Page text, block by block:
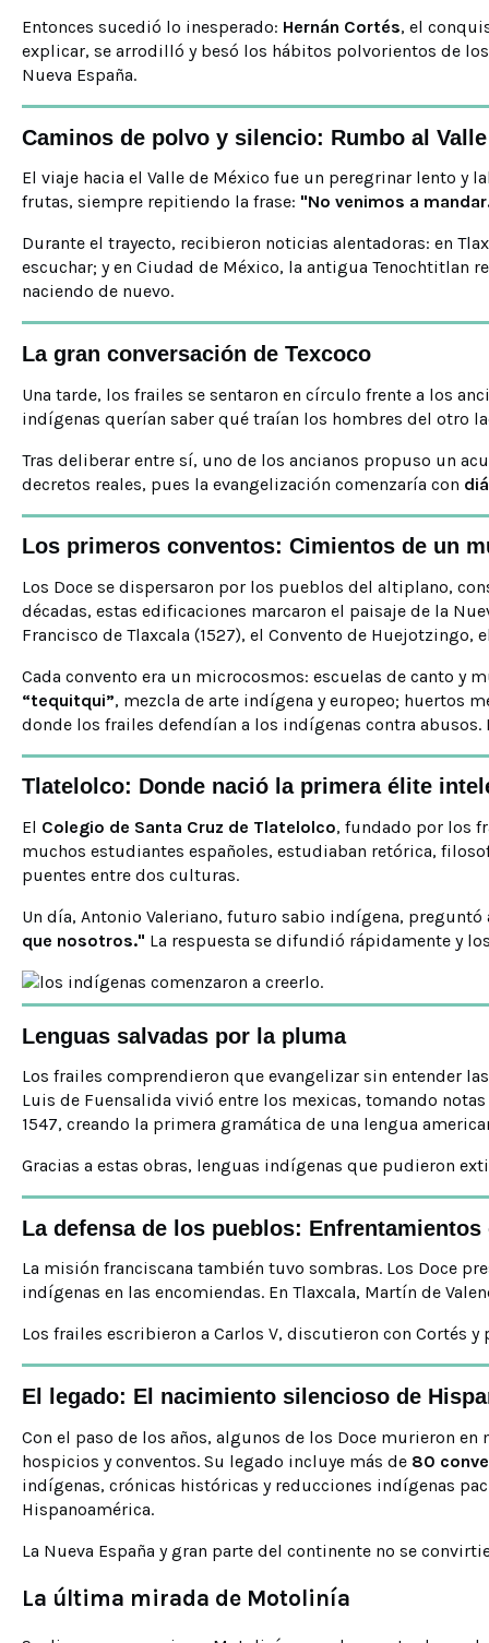
Entonces sucedió lo inesperado: Hernán Cortés, el
explicar, se arrodilló y besó los hábitos polvorientos de
Nueva España.
Caminos de polvo y silencio: Rumbo al
El viaje hacia el Valle de México fue un peregrinar lento
frutas, siempre repitiendo la frase: "No venimos a
Durante el trayecto, recibieron noticias alentadoras: en
escuchar; y en Ciudad de México, la antigua
naciendo de nuevo.
La gran conversación de Texcoco
Una tarde, los frailes se sentaron en círculo frente a los
indígenas querían saber qué traían los hombres del otro
Tras deliberar entre sí, uno de los ancianos propuso un
decretos reales, pues la evangelización comenzaría con
Los primeros conventos: Cimientos de un
Los Doce se dispersaron por los pueblos del altiplano,
décadas, estas edificaciones marcaron el paisaje de la
Francisco de Tlaxcala (1527), el Convento de Huejotzingo,
Cada convento era un microcosmos: escuelas de canto
“tequitqui”, mezcla de arte indígena y europeo; huertos
donde los frailes defendían a los indígenas contra
Tlatelolco: Donde nació la primera élite
El Colegio de Santa Cruz de Tlatelolco, fundado por los
muchos estudiantes españoles, estudiaban retórica,
puentes entre dos culturas.
Un día, Antonio Valeriano, futuro sabio indígena,
que nosotros." La respuesta se difundió rápidamente y
Lenguas salvadas por la pluma
Los frailes comprendieron que evangelizar sin entender
Luis de Fuensalida vivió entre los mexicas, tomando
1547, creando la primera gramática de una lengua
Gracias a estas obras, lenguas indígenas que pudieron
La defensa de los pueblos:
La misión franciscana también tuvo sombras. Los Doce
indígenas en las encomiendas. En Tlaxcala, Martín de
Los frailes escribieron a Carlos V, discutieron con Cortés
El legado: El nacimiento silencioso de
Con el paso de los años, algunos de los Doce murieron
hospicios y conventos. Su legado incluye más de 80
indígenas, crónicas históricas y reducciones indígenas
Hispanoamérica.
La Nueva España y gran parte del continente no se
La última mirada de Motolinía